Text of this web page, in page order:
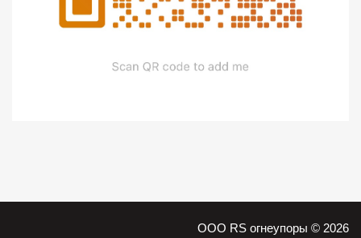
ООО RS огнеупоры © 2026